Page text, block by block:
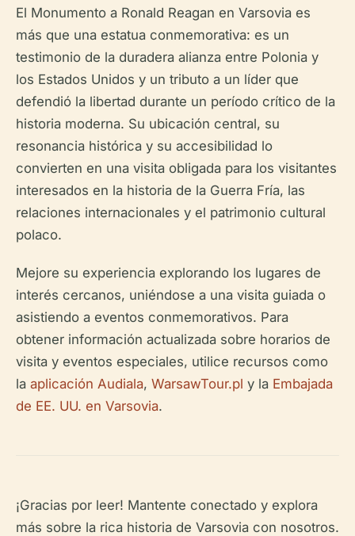
El Monumento a Ronald Reagan en Varsovia es
más que una estatua conmemorativa: es un
testimonio de la duradera alianza entre Polonia y
los Estados Unidos y un tributo a un líder que
defendió la libertad durante un período crítico de la
historia moderna. Su ubicación central, su
resonancia histórica y su accesibilidad lo
convierten en una visita obligada para los visitantes
interesados en la historia de la Guerra Fría, las
relaciones internacionales y el patrimonio cultural
polaco.
Mejore su experiencia explorando los lugares de
interés cercanos, uniéndose a una visita guiada o
asistiendo a eventos conmemorativos. Para
obtener información actualizada sobre horarios de
visita y eventos especiales, utilice recursos como
la aplicación Audiala, WarsawTour.pl y la Embajada
de EE. UU. en Varsovia.
¡Gracias por leer! Mantente conectado y explora
más sobre la rica historia de Varsovia con nosotros.